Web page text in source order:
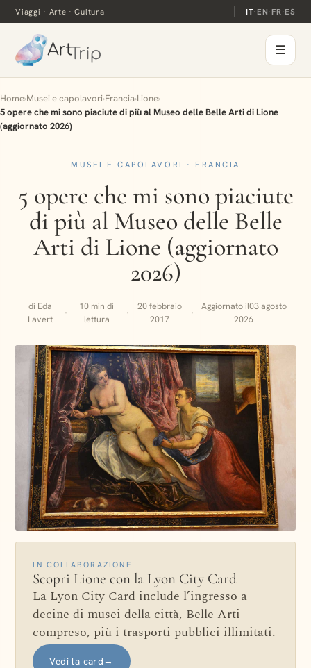
Viaggi · Arte · Cultura IT·EN·FR·ES
☰
Home›Musei e capolavori›Francia›Lione›
5 opere che mi sono piaciute di più al Museo delle Belle Arti di Lione
(aggiornato 2026)
MUSEI E CAPOLAVORI · FRANCIA
5 opere che mi sono piaciute
di più al Museo delle Belle
Arti di Lione (aggiornato
2026)
di Eda
Lavert
·
10 min di
lettura
·
20 febbraio
2017
·
Aggiornato il03 agosto
2026
IN COLLABORAZIONE
Scopri Lione con la Lyon City Card
La Lyon City Card include l’ingresso a
decine di musei della città, Belle Arti
compreso, più i trasporti pubblici illimitati.
Vedi la card →